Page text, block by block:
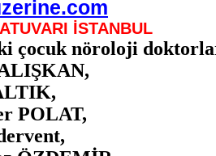
İSTANBUL
çocuk nöroloji
POLAT,